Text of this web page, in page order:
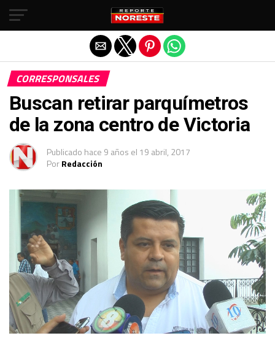
CORRESPONSALES
Buscan retirar parquímetros
de la zona centro de Victoria
Publicado hace 9 años el 19 abril, 2017
PorRedacción
Salir de la versión móvil